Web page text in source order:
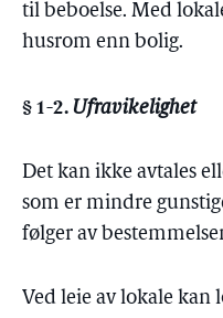
til beboelse. Med
husrom enn bolig.
§ 1-2. Ufravikelighet
Det kan ikke avtales
som er mindre
følger av
Ved leie av lokale kan